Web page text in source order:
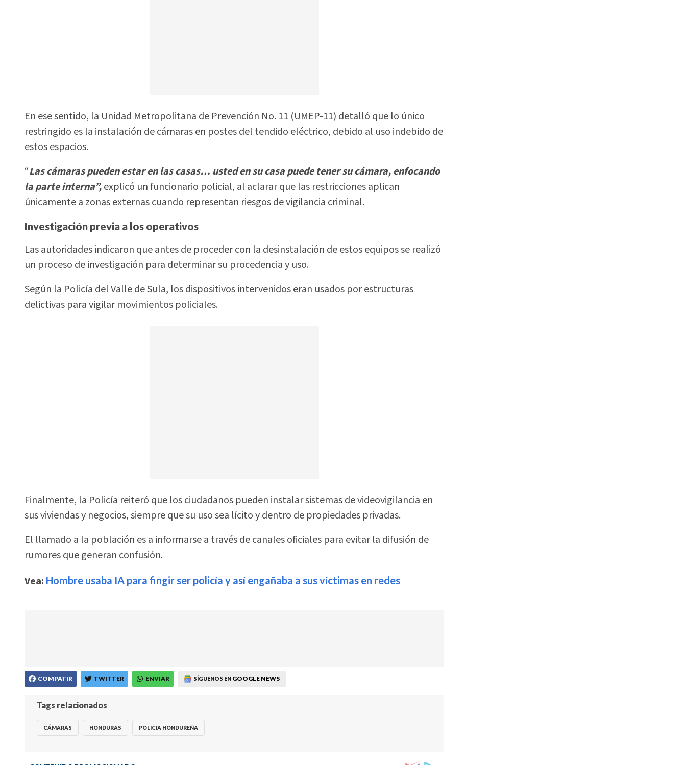
En ese sentido, la Unidad Metropolitana de Prevención No. 11 (UMEP-11) detalló que lo único
restringido es la instalación de cámaras en postes del tendido eléctrico, debido al uso indebido de
estos espacios.
“Las cámaras pueden estar en las casas… usted en su casa puede tener su cámara, enfocando
la parte interna”,explicó un funcionario policial, al aclarar que las restricciones aplican
únicamente a zonas externas cuando representan riesgos de vigilancia criminal.
Investigación previa a los operativos
Las autoridades indicaron que antes de proceder con la desinstalación de estos equipos se realizó
un proceso de investigación para determinar su procedencia y uso.
Según la Policía del Valle de Sula, los dispositivos intervenidos eran usados por estructuras
delictivas para vigilar movimientos policiales.
Finalmente, la Policía reiteró que los ciudadanos pueden instalar sistemas de videovigilancia en
sus viviendas y negocios, siempre que su uso sea lícito y dentro de propiedades privadas.
El llamado a la población es a informarse a través de canales oficiales para evitar la difusión de
rumores que generan confusión.
Vea: Hombre usaba IA para fingir ser policía y así engañaba a sus víctimas en redes
COMPATIR TWITTER ENVIAR SÍGUENOS EN GOOGLE NEWS
Tags relacionados
CÁMARAS HONDURAS POLICIA HONDUREÑA